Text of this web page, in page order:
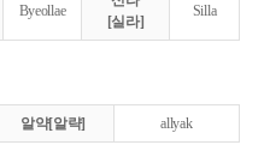
Byeollae
[실라]
Silla
알약[알략] allyak